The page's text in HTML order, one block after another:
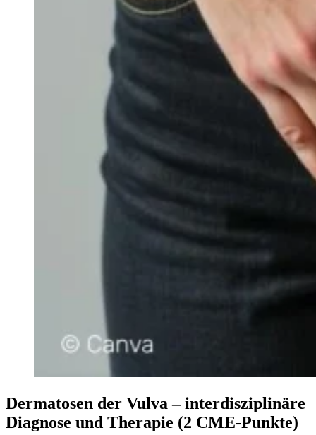
Dermatosen der Vulva – interdisziplinäre
Diagnose und Therapie (2 CME-Punkte)